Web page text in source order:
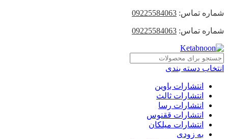
شماره تماس: 09225584063
شماره تماس: 09225584063
انتخاب دسته بندی
انتشارات باوین
انتشارات ثالث
انتشارات رسا
انتشارات ققنوس
انتشارات میلکان
به زودی